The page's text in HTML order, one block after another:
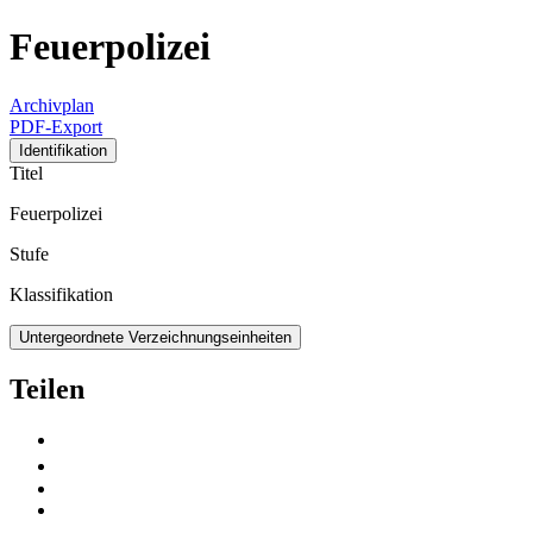
Feuerpolizei
Archivplan
PDF-Export
Identifikation
Titel
Feuerpolizei
Stufe
Klassifikation
Untergeordnete Verzeichnungseinheiten
Teilen